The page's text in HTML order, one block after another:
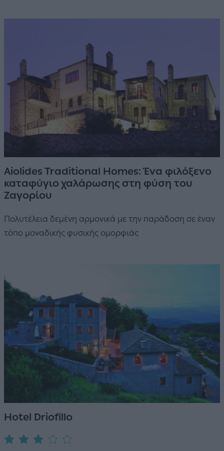
Aiolides Traditional Homes: Ένα φιλόξενο
καταφύγιο χαλάρωσης στη φύση του
Ζαγορίου
Πολυτέλεια δεμένη αρμονικά με την παράδοση σε έναν
τόπο μοναδικής φυσικής ομορφιάς
Hotel Driofillo